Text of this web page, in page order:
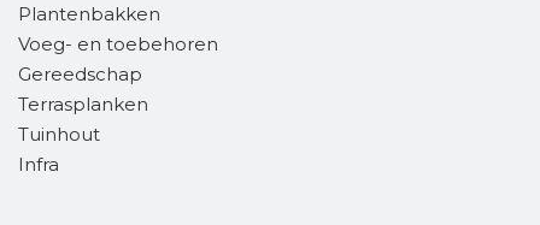
Plantenbakken
Voeg- en toebehoren
Gereedschap
Terrasplanken
Tuinhout
Infra